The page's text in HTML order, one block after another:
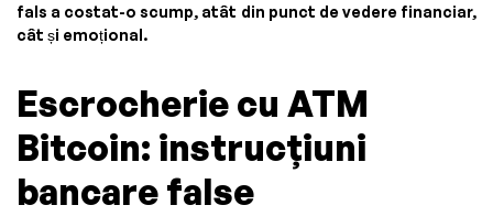
fals a costat-o scump, atât din punct de vedere financiar,
cât și emoțional.
Escrocherie cu ATM
Bitcoin: instrucțiuni
bancare false